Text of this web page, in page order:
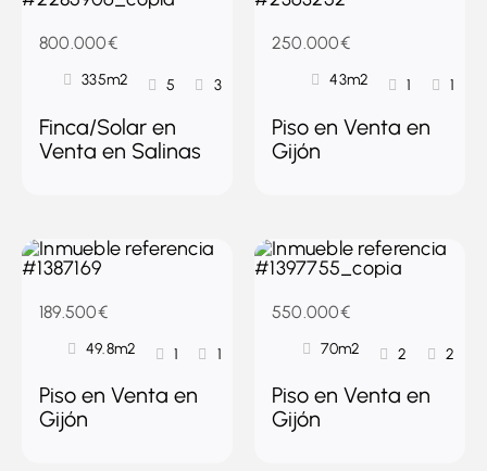
800.000€
335m2 5 3
Finca/Solar en
Venta en Salinas
250.000€
43m2 1 1
Piso en Venta en
Gijón
189.500€
49.8m2 1 1
Piso en Venta en
Gijón
550.000€
70m2 2 2
Piso en Venta en
Gijón